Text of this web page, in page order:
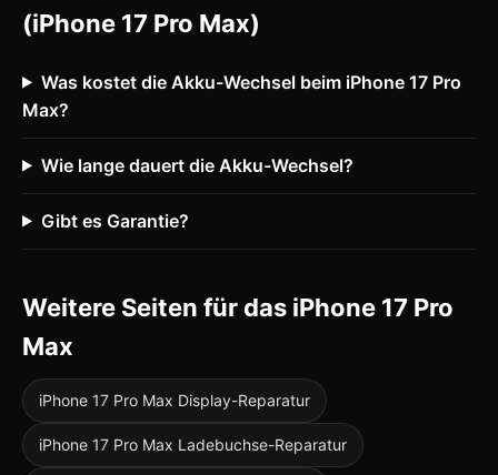
(iPhone 17 Pro Max)
Was kostet die Akku-Wechsel beim iPhone 17 Pro
Max?
Wie lange dauert die Akku-Wechsel?
Gibt es Garantie?
Weitere Seiten für das iPhone 17 Pro
Max
iPhone 17 Pro Max Display-Reparatur
iPhone 17 Pro Max Ladebuchse-Reparatur